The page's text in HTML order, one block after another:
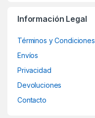
Información Legal
Términos y Condiciones
Envíos
Privacidad
Devoluciones
Contacto